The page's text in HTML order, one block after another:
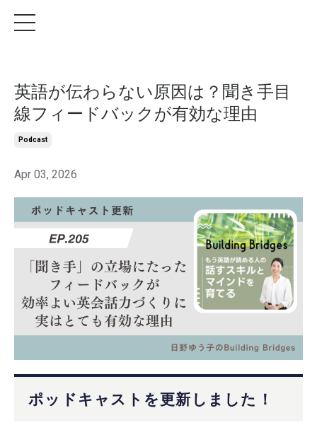
英語が伝わらない原因は？聞き手目
線フィードバックが有効な理由
Podcast
Apr 03, 2026
ポッドキャストを更新しました！